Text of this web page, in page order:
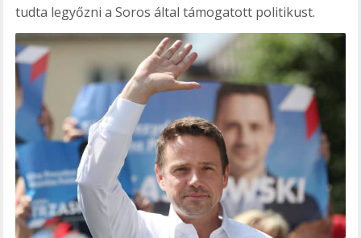
tudta legyőzni a Soros által támogatott politikust.